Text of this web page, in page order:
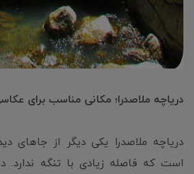
دریاچه ملاصدرا؛ مکانی مناسب برای
دریاچه ملاصدرا یکی دیگر از جاهای